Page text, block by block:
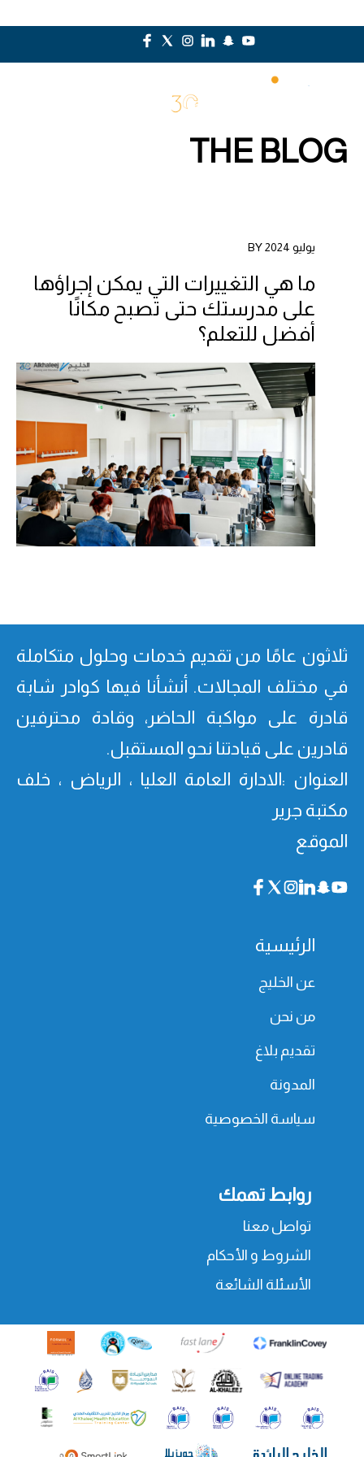
THE BLOG
يوليو 2024 BY
ما هي التغييرات التي يمكن إجراؤها
على مدرستك حتى تصبح مكانًا
أفضل للتعلم؟
ثلاثون عامًا من تقدیم خدمات وحلول متكاملة
في مختلف المجالات. أنشأنا فیھا كوادر شابة
قادرة على مواكبة الحاضر، وقادة محترفین
قادرین على قیادتنا نحو المستقبل.
العنوان :الادارة العامة العليا ، الرياض ، خلف
مكتبة جرير
الموقع
الرئيسية
عن الخليج
من نحن
تقديم بلاغ
المدونة
سياسة الخصوصية
روابط تهمك
تواصل معنا
الشروط و الأحكام
الأسئلة الشائعة